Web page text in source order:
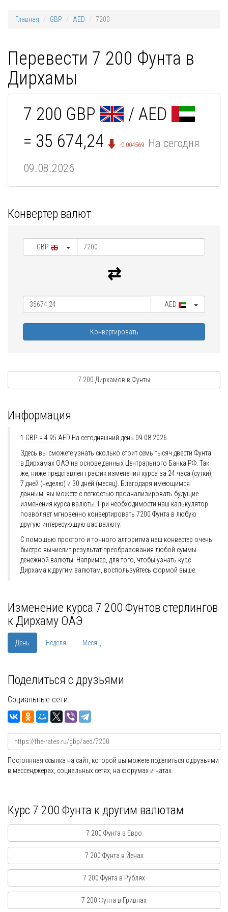
Главная GBP AED 7200
Перевести 7 200 Фунта в
Дирхамы
7 200 GBP
/ AED
= 35 674,24
-0,004569 На сегодня
09.08.2026
Конвертер валют
GBP
AED
Конвертировать
7 200 Дирхамов в Фунты
Информация
1 GBP = 4.95 AED На сегодняшний день 09.08.2026
Здесь вы сможете узнать сколько стоит семь тысяч двести Фунта
в Дирхамах ОАЭ на основе данных Центрального Банка РФ. Так
же, ниже представлен график изменения курса за 24 часа (сутки),
7 дней (неделю) и 30 дней (месяц). Благодаря имеющимся
данным, вы можете с легкостью проанализировать будущие
изменения курса валюты. При необходимости наш калькулятор
позволяет мгновенно конвертировать 7200 Фунта в любую
другую интересующую вас валюту.
С помощью простого и точного алгоритма наш конвертер очень
быстро вычислит результат преобразования любой суммы
денежной валюты. Например, для того, чтобы узнать курс
Дирхама к другим валютам, воспользуйтесь формой выше.
Изменение курса 7 200 Фунтов стерлингов
к Дирхаму ОАЭ
День Неделя Месяц
Поделиться с друзьями
Социальные сети:
Постоянная ссылка на сайт, которой вы можете поделиться с друзьями
в мессенджерах, социальных сетях, на форумах и чатах.
Курс 7 200 Фунта к другим валютам
7 200 Фунта в Евро
7 200 Фунта в Йенах
7 200 Фунта в Рублях
7 200 Фунта в Гривнах